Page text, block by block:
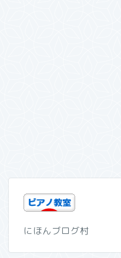
にほんブログ村